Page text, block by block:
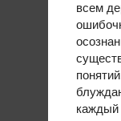
всем
каждый